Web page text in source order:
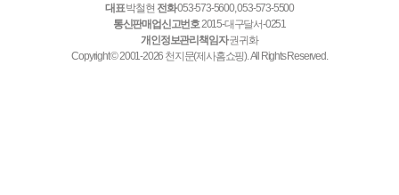
대표박철현 전화053-573-5600, 053-573-5500
통신판매업신고번호2015-대구달서-0251
개인정보관리책임자권귀화
Copyright © 2001-2026 천지문(제사홈쇼핑). All Rights Reserved.